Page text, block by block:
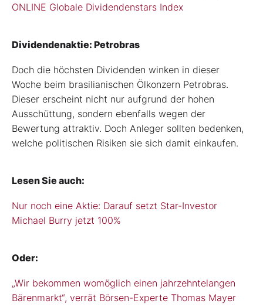
ONLINE Globale Dividendenstars Index
Dividendenaktie: Petrobras
Doch die höchsten Dividenden winken in dieser
Woche beim brasilianischen Ölkonzern Petrobras.
Dieser erscheint nicht nur aufgrund der hohen
Ausschüttung, sondern ebenfalls wegen der
Bewertung attraktiv. Doch Anleger sollten bedenken,
welche politischen Risiken sie sich damit einkaufen.
Lesen Sie auch:
Nur noch eine Aktie: Darauf setzt Star-Investor
Michael Burry jetzt 100%
Oder:
„Wir bekommen womöglich einen jahrzehntelangen
Bärenmarkt“, verrät Börsen-Experte Thomas Mayer